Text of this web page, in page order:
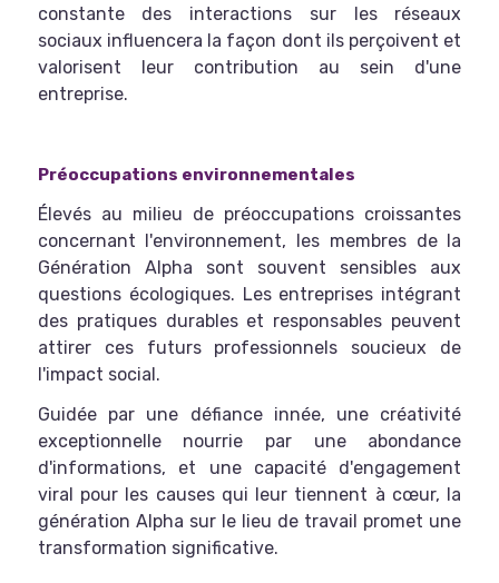
constante des interactions sur les réseaux
sociaux influencera la façon dont ils perçoivent et
valorisent leur contribution au sein d'une
entreprise.
Préoccupations environnementales
Élevés au milieu de préoccupations croissantes
concernant l'environnement, les membres de la
Génération Alpha sont souvent sensibles aux
questions écologiques. Les entreprises intégrant
des pratiques durables et responsables peuvent
attirer ces futurs professionnels soucieux de
l'impact social.
Guidée par une défiance innée, une créativité
exceptionnelle nourrie par une abondance
d'informations, et une capacité d'engagement
viral pour les causes qui leur tiennent à cœur, la
génération Alpha sur le lieu de travail promet une
transformation significative.